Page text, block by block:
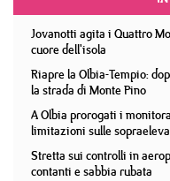
Jovanotti agita i Quattro
cuore dell'isola
Riapre la Olbia-Tempio:
la strada di Monte Pino
A Olbia prorogati i
limitazioni sulle
Stretta sui controlli in
contanti e sabbia rubata